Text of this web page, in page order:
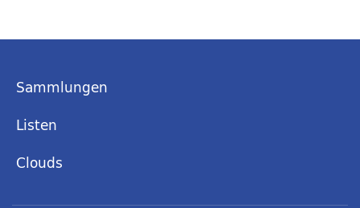
Sammlungen
Listen
Clouds